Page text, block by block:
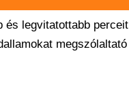
és legvitatottabb